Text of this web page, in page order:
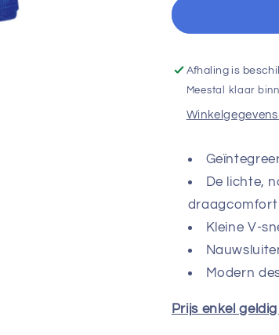
Navy
Afhaling is
Meestal klaar
De lichte,
draagcomfort
Kleine V-
Modern
Prijs enkel